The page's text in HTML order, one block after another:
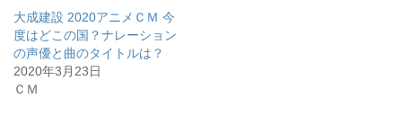
(
新
し
い
ウ
ィ
ン
ッ
ク
し
て
く
だ
大成建設 2020アニメＣＭ 今
度はどこの国？ナレーション
の声優と曲のタイトルは？
2020年3月23日
ＣＭ